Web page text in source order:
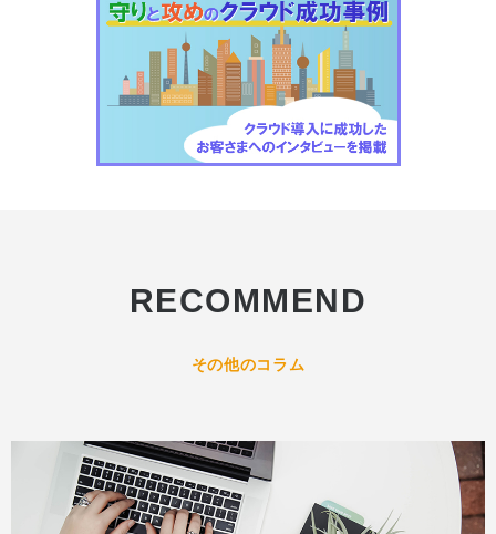
RECOMMEND
その他のコラム